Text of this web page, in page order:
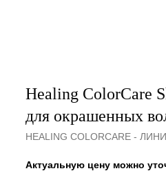
Healing ColorCare
для окрашенных
HEALING COLORCARE -
Актуальную цену можно